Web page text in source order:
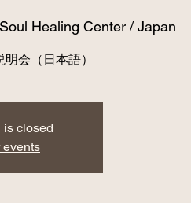
Healing Center / Japan
会（日本語）
is closed
events